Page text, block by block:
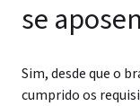
se
Sim, desde que o
cumprido os